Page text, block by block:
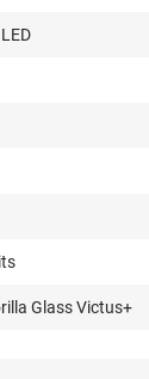
Glass Victus+